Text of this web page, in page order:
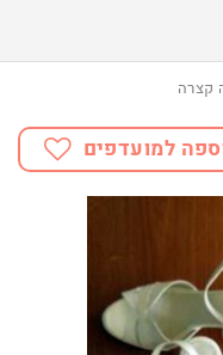
קצרה
למועדפים